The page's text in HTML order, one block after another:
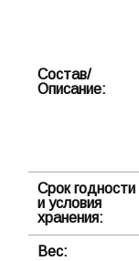
Состав/
Описание:
Срок годности
и условия
хранения:
Вес: